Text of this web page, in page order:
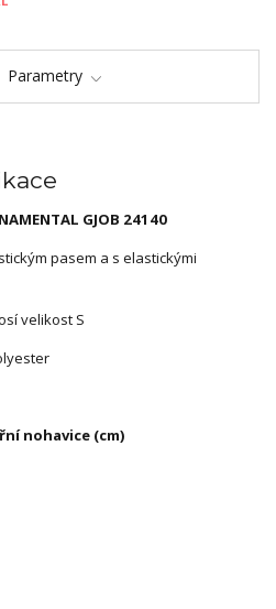
Parametry
GJOB 24140
pasem a s elastickými
velikost S
nohavice (cm)